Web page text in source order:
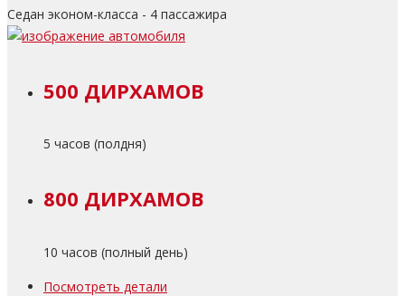
Седан эконом-класса - 4 пассажира
500 ДИРХАМОВ
5 часов (полдня)
800 ДИРХАМОВ
10 часов (полный день)
Посмотреть детали